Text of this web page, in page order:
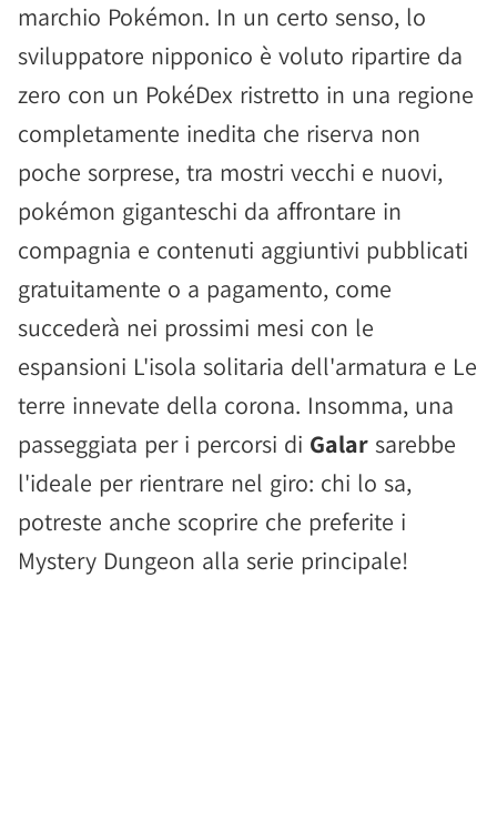
marchio Pokémon. In un certo senso, lo
sviluppatore nipponico è voluto ripartire da
zero con un PokéDex ristretto in una regione
completamente inedita che riserva non
poche sorprese, tra mostri vecchi e nuovi,
pokémon giganteschi da affrontare in
compagnia e contenuti aggiuntivi pubblicati
gratuitamente o a pagamento, come
succederà nei prossimi mesi con le
espansioni L'isola solitaria dell'armatura e Le
terre innevate della corona. Insomma, una
passeggiata per i percorsi di Galar sarebbe
l'ideale per rientrare nel giro: chi lo sa,
potreste anche scoprire che preferite i
Mystery Dungeon alla serie principale!